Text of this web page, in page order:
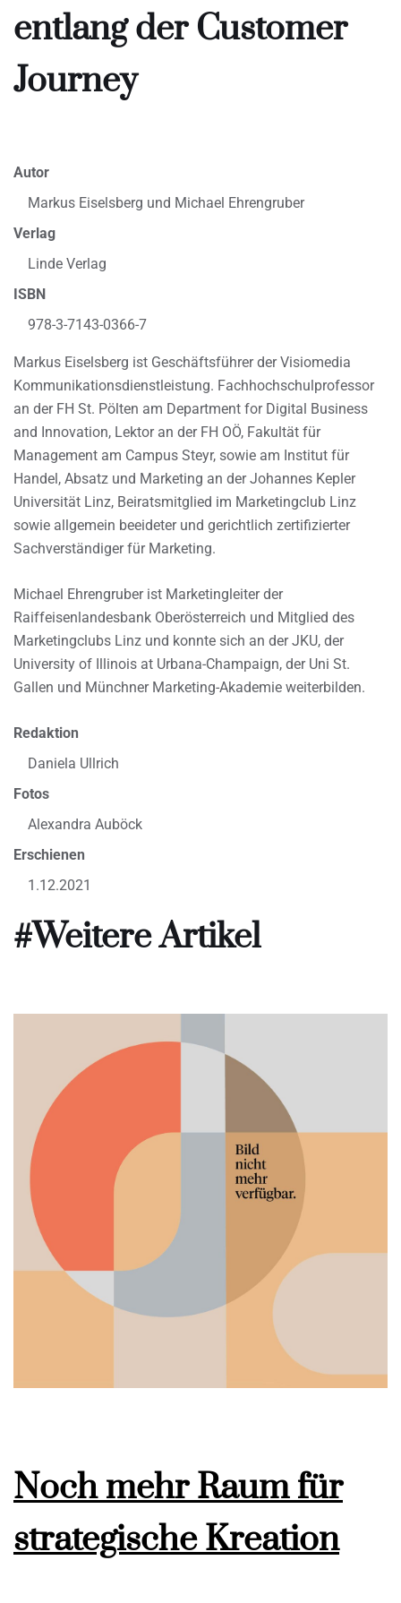
entlang der Customer
Journey
Autor
Markus Eiselsberg und Michael Ehrengruber
Verlag
Linde Verlag
ISBN
978-3-7143-0366-7
Markus Eiselsberg ist Geschäftsführer der Visiomedia
Kommunikationsdienstleistung. Fachhochschulprofessor
an der FH St. Pölten am Department for Digital Business
and Innovation, Lektor an der FH OÖ, Fakultät für
Management am Campus Steyr, sowie am Institut für
Handel, Absatz und Marketing an der Johannes Kepler
Universität Linz, Beiratsmitglied im Marketingclub Linz
sowie allgemein beeideter und gerichtlich zertifizierter
Sachverständiger für Marketing.
Michael Ehrengruber ist Marketingleiter der
Raiffeisenlandesbank Oberösterreich und Mitglied des
Marketingclubs Linz und konnte sich an der JKU, der
University of Illinois at Urbana-Champaign, der Uni St.
Gallen und Münchner Marketing-Akademie weiterbilden.
Redaktion
Daniela Ullrich
Fotos
Alexandra Auböck
Erschienen
1.12.2021
#Weitere Artikel
Noch mehr Raum für
strategische Kreation